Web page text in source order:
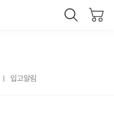
입고알림